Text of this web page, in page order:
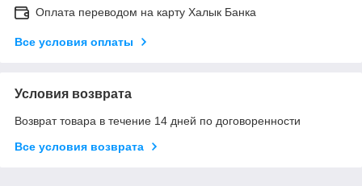
Оплата переводом на карту Халык Банка
Все условия оплаты
Условия возврата
Возврат товара в течение 14 дней по договоренности
Все условия возврата